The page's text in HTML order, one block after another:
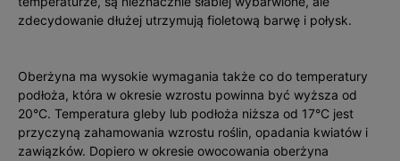
zdecydowanie dłużej utrzymują fioletową barwę i połysk.
Oberżyna ma wysokie wymagania także co do temperatury
podłoża, która w okresie wzrostu powinna być wyższa od
20°C. Temperatura gleby lub podłoża niższa od 17°C jest
przyczyną zahamowania wzrostu roślin, opadania kwiatów i
zawiązków. Dopiero w okresie owocowania oberżyna